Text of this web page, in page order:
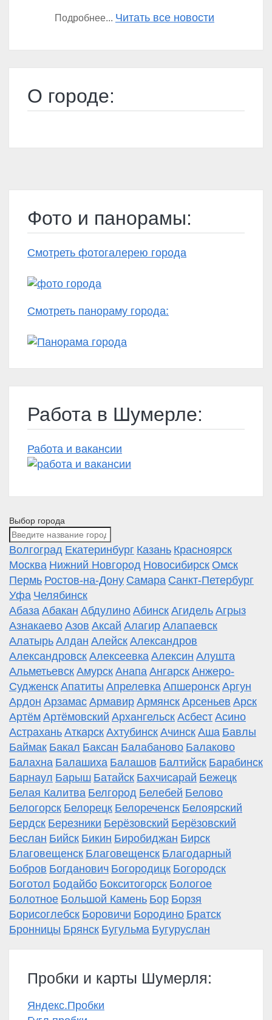
Подробнее... Читать все новости
О городе:
Фото и панорамы:
Смотреть фотогалерею города
Смотреть панораму города:
Работа в Шумерле:
Работа и вакансии
Выбор города
Волгоград Екатеринбург Казань Красноярск
Москва Нижний Новгород Новосибирск Омск
Пермь Ростов-на-Дону Самара Санкт-Петербург
Уфа Челябинск
Абаза Абакан Абдулино Абинск Агидель Агрыз
Азнакаево Азов Аксай Алагир Алапаевск
Алатырь Алдан Алейск Александров
Александровск Алексеевка Алексин Алушта
Альметьевск Амурск Анапа Ангарск Анжеро-
Судженск Апатиты Апрелевка Апшеронск Аргун
Ардон Арзамас Армавир Армянск Арсеньев Арск
Артём Артёмовский Архангельск Асбест Асино
Астрахань Аткарск Ахтубинск Ачинск Аша Бавлы
Баймак Бакал Баксан Балабаново Балаково
Балахна Балашиха Балашов Балтийск Барабинск
Барнаул Барыш Батайск Бахчисарай Бежецк
Белая Калитва Белгород Белебей Белово
Белогорск Белорецк Белореченск Белоярский
Бердск Березники Берёзовский Берёзовский
Беслан Бийск Бикин Биробиджан Бирск
Благовещенск Благовещенск Благодарный
Бобров Богданович Богородицк Богородск
Боготол Бодайбо Бокситогорск Бологое
Болотное Большой Камень Бор Борзя
Борисоглебск Боровичи Бородино Братск
Бронницы Брянск Бугульма Бугуруслан
Пробки и карты Шумерля:
Яндекс.Пробки